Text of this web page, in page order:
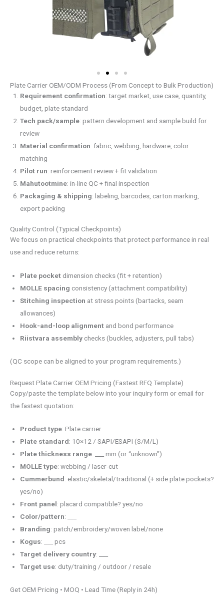
Plate Carrier OEM/ODM Process (From Concept to Bulk Production)
Requirement confirmation: target market, use case, quantity,
budget, plate standard
Tech pack/sample: pattern development and sample build for
review
Material confirmation: fabric, webbing, hardware, color
matching
Pilot run: reinforcement review + fit validation
Mahutootmine: in-line QC + final inspection
Packaging & shipping: labeling, barcodes, carton marking,
export packing
Quality Control (Typical Checkpoints)
We focus on practical checkpoints that protect performance in real
use and reduce returns:
Plate pocket dimension checks (fit + retention)
MOLLE spacing consistency (attachment compatibility)
Stitching inspection at stress points (bartacks, seam
allowances)
Hook-and-loop alignment and bond performance
Riistvara assembly checks (buckles, adjusters, pull tabs)
(QC scope can be aligned to your program requirements.)
Request Plate Carrier OEM Pricing (Fastest RFQ Template)
Copy/paste the template below into your inquiry form or email for
the fastest quotation:
Product type: Plate carrier
Plate standard: 10×12 / SAPI/ESAPI (S/M/L)
Plate thickness range: ___ mm (or “unknown”)
MOLLE type: webbing / laser-cut
Cummerbund: elastic/skeletal/traditional (+ side plate pockets?
yes/no)
Front panel: placard compatible? yes/no
Color/pattern: ___
Branding: patch/embroidery/woven label/none
Kogus: ___ pcs
Target delivery country: ___
Target use: duty/training / outdoor / resale
Get OEM Pricing • MOQ • Lead Time (Reply in 24h)